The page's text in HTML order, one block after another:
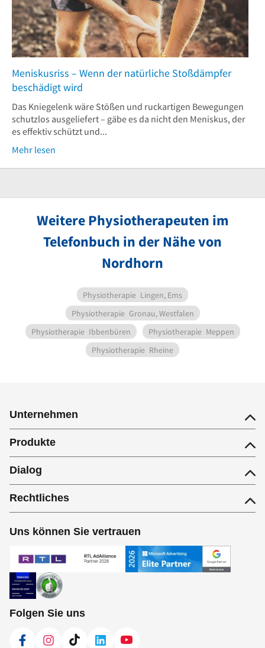
Meniskusriss – Wenn der natürliche Stoßdämpfer
beschädigt wird
Das Kniegelenk wäre Stößen und ruckartigen Bewegungen
schutzlos ausgeliefert – gäbe es da nicht den Meniskus, der
es effektiv schützt und...
Mehr lesen
Weitere Physiotherapeuten im
Telefonbuch in der Nähe von
Nordhorn
Physiotherapie Lingen, Ems
Physiotherapie Gronau, Westfalen
Physiotherapie Ibbenbüren Physiotherapie Meppen
Physiotherapie Rheine
Unternehmen
Produkte
Dialog
Rechtliches
Uns können Sie vertrauen
Folgen Sie uns